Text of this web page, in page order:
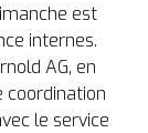
est
internes.
AG, en
coordination
le service